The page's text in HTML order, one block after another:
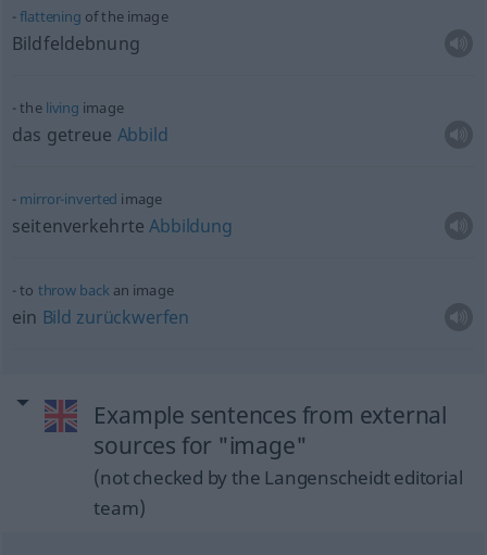
flattening of the image
Bildfeldebnung
the living image
das getreue Abbild
mirror-inverted image
seitenverkehrteAbbildung
to throw backan image
ein Bild zurückwerfen
Example sentences from external
sources for "image"
(not checked by the Langenscheidt editorial
team)